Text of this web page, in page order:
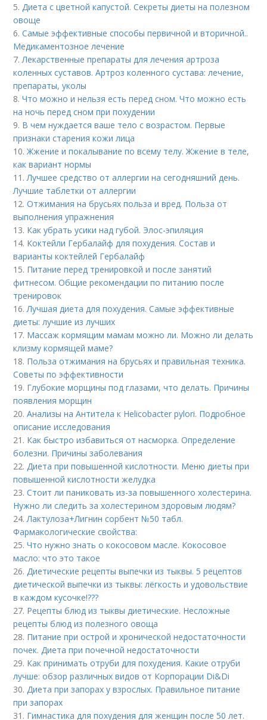
5.Диета с цветной капустой. Секреты диеты на полезном
овоще
6.Самые эффективные способы первичной и вторичной..
Медикаментозное лечение
7.Лекарственные препараты для лечения артроза
коленных суставов. Артроз коленного сустава: лечение,
препараты, уколы
8.Что можно и нельзя есть перед сном. Что можно есть
на ночь перед сном при похудении
9. В чем нуждается ваше тело с возрастом. Первые
признаки старения кожи лица
10.Жжение и покалывание по всему телу. Жжение в теле,
как вариант нормы
11.Лучшее средство от аллергии на сегодняшний день.
Лучшие таблетки от аллергии
12.Отжимания на брусьях польза и вред. Польза от
выполнения упражнения
13. Как убрать усики над губой. Элос-эпиляция
14. Коктейли Гербалайф для похудения. Состав и
варианты коктейлей Гербалайф
15. Питание перед тренировкой и после занятий
фитнесом. Общие рекомендации по питанию после
тренировок
16.Лучшая диета для похудения. Самые эффективные
диеты: лучшие из лучших
17. Массаж кормящим мамам можно ли. Можно ли делать
клизму кормящей маме?
18. Польза отжимания на брусьях и правильная техника.
Советы по эффективности
19. Глубокие морщины под глазами, что делать. Причины
появления морщин
20.Анализы на Антитела к Helicobacter pylori. Подробное
описание исследования
21. Как быстро избавиться от насморка. Определение
болезни. Причины заболевания
22.Диета при повышенной кислотности. Меню диеты при
повышенной кислотности желудка
23.Стоит ли паниковать из-за повышенного холестерина.
Нужно ли следить за холестерином здоровым людям?
24.Лактулоза+Лигнин сорбент №50 табл.
Фармакологические свойства:
25.Что нужно знать о кокосовом масле. Кокосовое
масло: что это такое
26.Диетические рецепты выпечки из тыквы. 5 рецептов
диетической выпечки из тыквы: лёгкость и удовольствие
в каждом кусочке!???
27. Рецепты блюд из тыквы диетические. Несложные
рецепты блюд из полезного овоща
28. Питание при острой и хронической недостаточности
почек. Диета при почечной недостаточности
29. Как принимать отруби для похудения. Какие отруби
лучше: обзор различных видов от Корпорации Di&Di
30.Диета при запорах у взрослых. Правильное питание
при запорах
31. Гимнастика для похудения для женщин после 50 лет.